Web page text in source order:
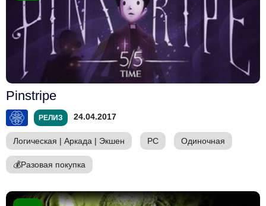
Pinstripe
РЕЛИЗ 24.04.2017
Логическая | Аркада | Экшен PC Одиночная
💰Разовая покупка